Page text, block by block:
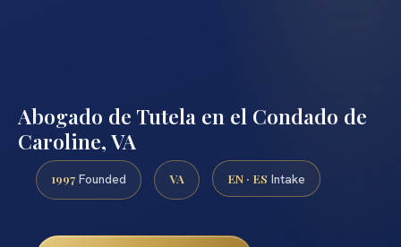
Abogado de Tutela en el Condado de
Caroline, VA
1997 Founded VA EN · ES Intake